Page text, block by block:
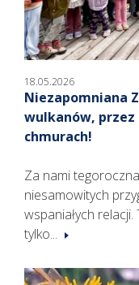
18.05.2026
Niezapomniana
wulkanów, przez
chmurach!
Za nami
niesamowitych
wspaniałych
tylko...